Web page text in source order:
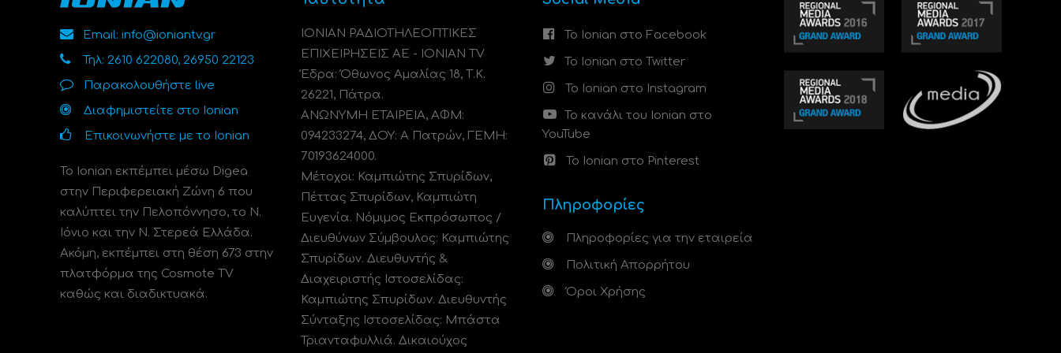
Email: info@ioniantv.gr
Τηλ: 2610 622080, 26950 22123
Παρακολουθήστε live
Διαφημιστείτε στο Ionian
Επικοινωνήστε με το Ionian
Το Ionian εκπέμπει μέσω Digea
στην Περιφερειακή Ζώνη 6 που
καλύπτει την Πελοπόννησο, το N.
Ιόνιο και την Ν. Στερεά Ελλάδα.
Ακόμη, εκπέμπει στη θέση 673 στην
πλατφόρμα της Cosmote TV
καθώς και διαδικτυακά.
ΙΟΝΙΑΝ ΡΑΔΙΟΤΗΛΕΟΠΤΙΚΕΣ
ΕΠΙΧΕΙΡΗΣΕΙΣ ΑΕ - IONIAN TV
Έδρα: Όθωνος Αμαλίας 18, Τ.Κ.
26221, Πάτρα.
ΑΝΩΝΥΜΗ ΕΤΑΙΡΕΙΑ, ΑΦΜ:
094233274, ΔΟΥ: A Πατρών, ΓΕΜΗ:
70193624000.
Μέτοχοι: Καμπιώτης Σπυρίδων,
Πέττας Σπυρίδων, Καμπιώτη
Ευγενία. Νόμιμος Εκπρόσωπος /
Διευθύνων Σύμβουλος: Καμπιώτης
Σπυρίδων. Διευθυντής &
Διαχειριστής Ιστοσελίδας:
Καμπιώτης Σπυρίδων. Διευθυντής
Σύνταξης Ιστοσελίδας: Μπάστα
Τριανταφυλλιά. Δικαιούχος
Το Ionian στο Facebook
Το Ionian στο Twitter
Το Ionian στο Instagram
Το κανάλι του Ionian στο
YouTube
Το Ionian στο Pinterest
Πληροφορίες
Πληροφορίες για την εταιρεία
Πολιτική Απορρήτου
Όροι Χρήσης